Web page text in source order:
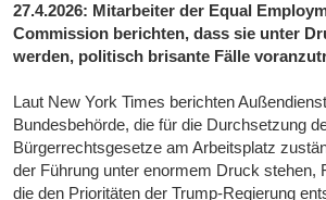
27.4.2026: Mitarbeiter der Equal
Commission berichten, dass sie unter
werden, politisch brisante Fälle
Laut New York Times berichten
Bundesbehörde, die für die Durchsetzung
Bürgerrechtsgesetze am Arbeitsplatz
der Führung unter enormem Druck stehen,
die den Prioritäten der Trump-Regierung